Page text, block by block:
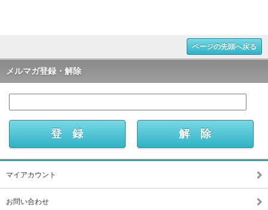
ページの先頭へ戻る
メルマガ登録・解除
マイアカウント
お問い合わせ